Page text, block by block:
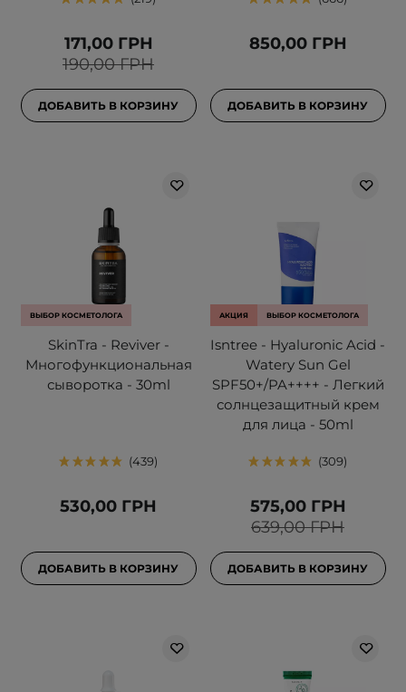
190,00 ГРН
171,00 ГРН
ДОБАВИТЬ В КОРЗИНУ
850,00 ГРН
ДОБАВИТЬ В КОРЗИНУ
ВЫБОР КОСМЕТОЛОГА
SkinTra - Reviver -
Многофункциональная
сыворотка - 30ml
439
530,00 ГРН
ДОБАВИТЬ В КОРЗИНУ
АКЦИЯ ВЫБОР КОСМЕТОЛОГА
Isntree - Hyaluronic Acid -
Watery Sun Gel
SPF50+/PA++++ - Легкий
солнцезащитный крем
для лица - 50ml
309
639,00 ГРН
575,00 ГРН
ДОБАВИТЬ В КОРЗИНУ